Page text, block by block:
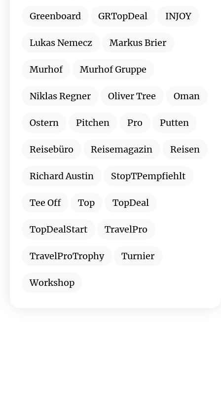
Greenboard GRTopDeal INJOY
Lukas Nemecz Markus Brier
Murhof Murhof Gruppe
Niklas Regner Oliver Tree Oman
Ostern Pitchen Pro Putten
Reisebüro Reisemagazin Reisen
Richard Austin StopTPempfiehlt
Tee Off Top TopDeal
TopDealStart TravelPro
TravelProTrophy Turnier
Workshop